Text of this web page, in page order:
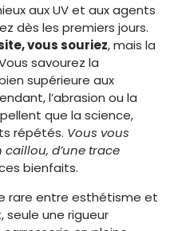
aux UV et aux agents
dès les premiers jours.
vous souriez, mais la
savourez la
supérieure aux
l’abrasion ou la
que la science,
répétés. Vous vous
caillou, d’une trace
bienfaits.
rare entre esthétisme et
seule une rigueur